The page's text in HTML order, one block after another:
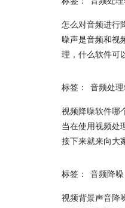
怎么对音频进行
噪声是音频和视
理，什么软件可
标签： 音频处
视频降噪软件哪
当在使用视频处
接下来就来向大
标签： 音频降噪
视频背景声音降